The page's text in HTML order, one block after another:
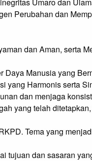
Perubahan dan
dan Aman, serta
Manusia yang
yang Harmonis serta
dan menjaga
yang telah
Tema yang
tujuan dan sasaran